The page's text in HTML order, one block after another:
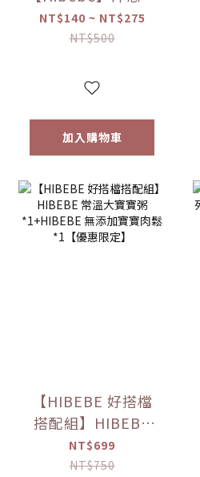
果魚湯250ml/包｜
2包/盒｜虱目魚湯
6m+｜常溫｜【優
NT$140 ~ NT$275
NT$500
加入購物車
【HIBEBE 好搭檔
搭配組】HIBEBE
常溫大寶寶粥
*1+HIBEBE 無添加
NT$699
NT$750